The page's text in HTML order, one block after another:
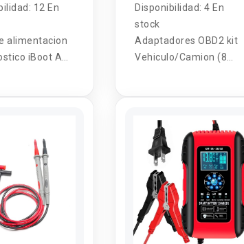
12 En
alimentacion
iBoot AD
Disponibilidad:4 En
stock
Adaptadores OBD2 kit
Vehiculo/Camion (8